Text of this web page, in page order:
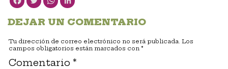
DEJAR UN COMENTARIO
Tu dirección de correo electrónico no será publicada. Los
campos obligatorios están marcados con *
Comentario *